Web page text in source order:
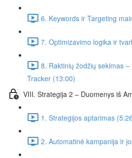
6. Keywords ir Targeting
7. Optimizavimo logika ir
8. Raktinių žodžių sekimas
Tracker (13:00)
VIII. Strategija 2 – Duomenys iš
1. Strategijos aptarimas
2. Automatinė kampanija ir